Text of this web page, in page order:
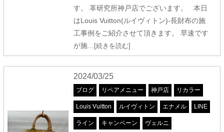
す。 革研究所神戸店でございます。 本日
はLouis Vuitton(ルイヴィトン)-長財布の施
工事例をご紹介させて頂きます。 早速です
が施…[続きを読む]
2024/03/25
ブログ リペアメニュー 神戸店 リカラー
Louis Vuitton ルイヴィトン エナメル LINE
ライン キャンペーン ヴェルニ